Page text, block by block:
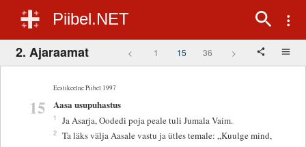
Piibel.NET
2. Ajaraamat < 1 15 36 >
Eestikeelne Piibel 1997
15 Aasa usupuhastus
1 Ja Asarja, Oodedi poja peale tuli Jumala Vaim.
2 Ta läks välja Aasale vastu ja ütles temale: „Kuulge mind,